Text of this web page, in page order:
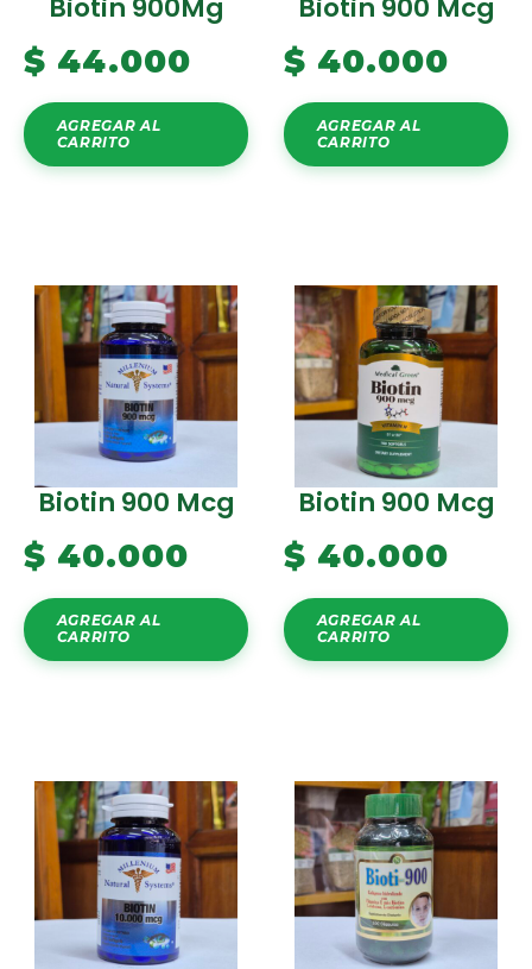
Biotin 900Mg
$ 44.000
AGREGAR AL
CARRITO
Biotin 900 Mcg
$ 40.000
AGREGAR AL
CARRITO
Biotin 900 Mcg
$ 40.000
AGREGAR AL
CARRITO
Biotin 900 Mcg
$ 40.000
AGREGAR AL
CARRITO